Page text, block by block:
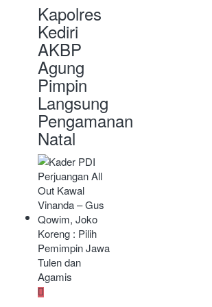
Kapolres
Kediri
AKBP
Agung
Pimpin
Langsung
Pengamanan
Natal